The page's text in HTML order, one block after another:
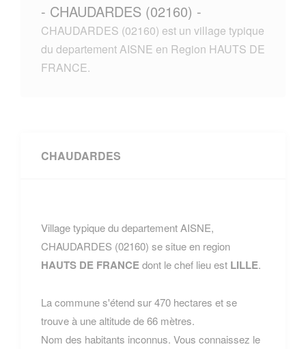
- CHAUDARDES (02160) -
CHAUDARDES (02160) est un village typique
du departement AISNE en Region HAUTS DE
FRANCE.
CHAUDARDES
Village typique du departement AISNE,
CHAUDARDES (02160) se situe en region
HAUTS DE FRANCEdont le chef lieu est LILLE.
La commune s'étend sur 470 hectares et se
trouve à une altitude de 66 mètres.
Nom des habitants inconnus. Vous connaissez le